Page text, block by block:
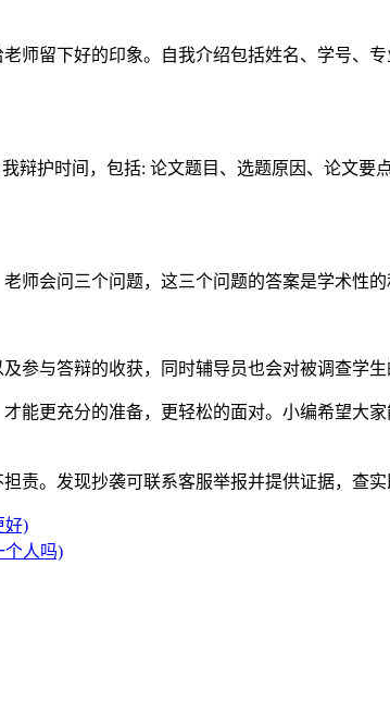
师留下好的印象。自我介绍包括姓名、学号、
辩护时间，包括: 论文题目、选题原因、论文
师会问三个问题，这三个问题的答案是学术性
参与答辩的收获，同时辅导员也会对被调查学
能更充分的准备，更轻松的面对。小编希望大家
责。发现抄袭可联系客服举报并提供证据，查实
好)
个人吗)